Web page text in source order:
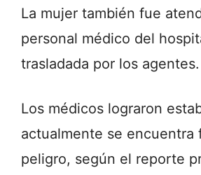
La mujer también fue
personal médico del
trasladada por los agentes.
Los médicos lograron
actualmente se encuentra
peligro, según el reporte